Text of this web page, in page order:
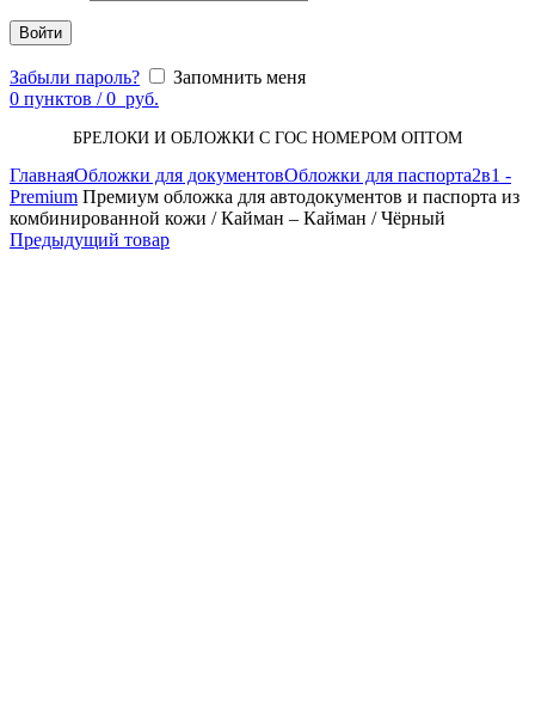
Войти
Забыли пароль?
Запомнить меня
0 пунктов / 0 руб.
БРЕЛОКИ И ОБЛОЖКИ С ГОС НОМЕРОМ ОПТОМ
ГлавнаяОбложки для документовОбложки для паспорта2в1 -
Premium Премиум обложка для автодокументов и паспорта из
комбинированной кожи / Кайман – Кайман / Чёрный
Предыдущий товар